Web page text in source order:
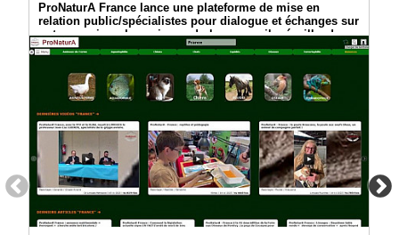
ProNaturA France lance une plateforme de mise en
relation public/spécialistes pour dialogue et échanges sur
notre passion : les animaux ! plumes, poils, écailles !